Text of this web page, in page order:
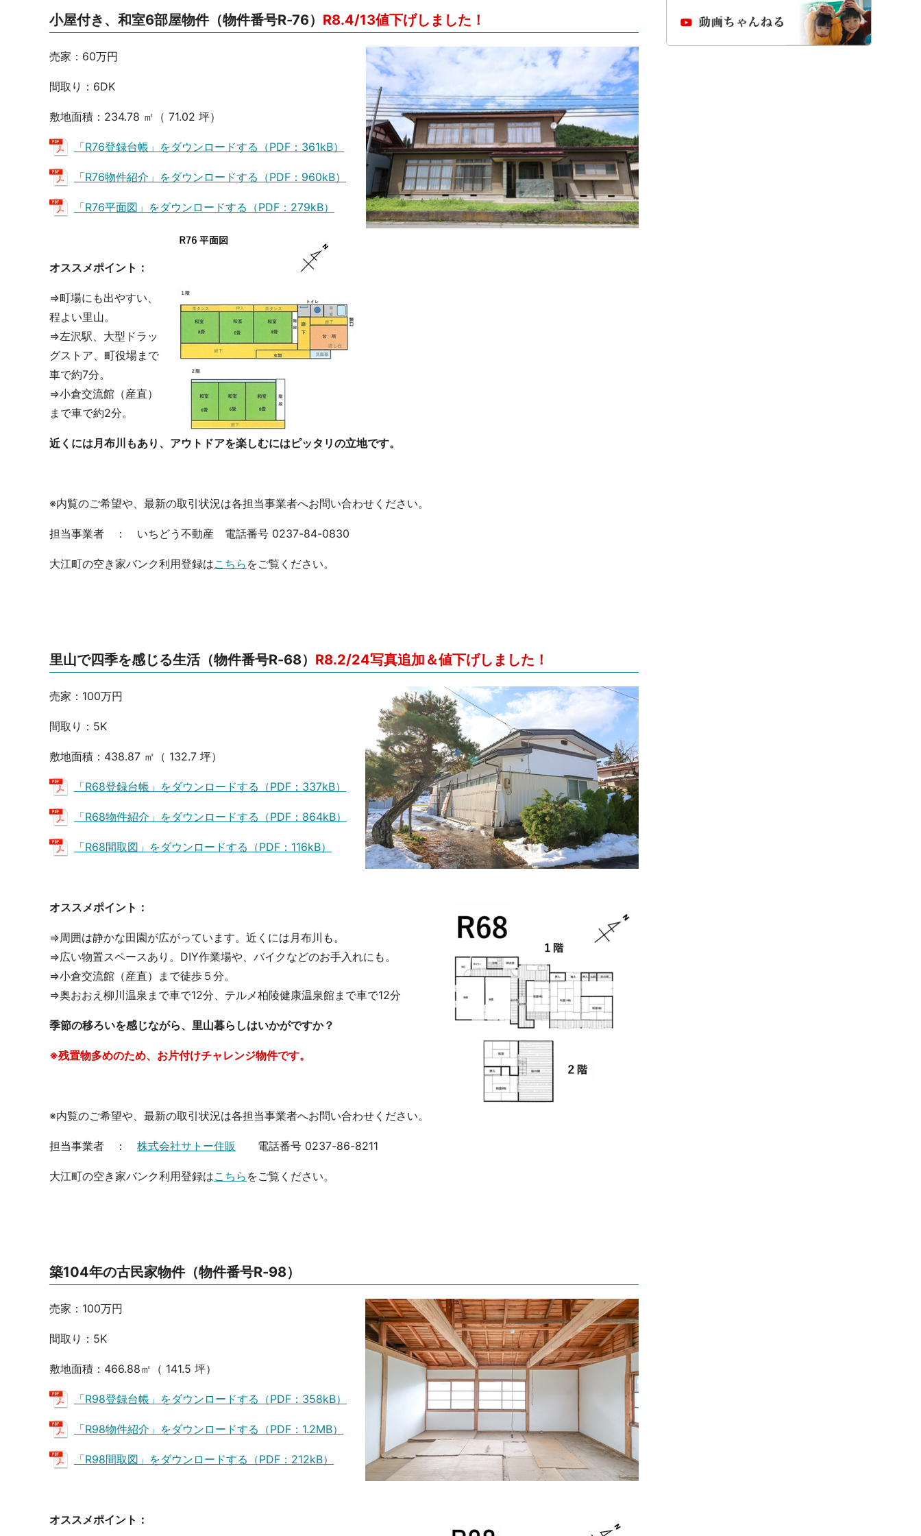
小屋付き、和室6部屋物件（物件番号R-76） R8.4/13値下げしました！
売家：60万円
間取り：6DK
敷地面積：234.78 ㎡（ 71.02 坪）
「R76登録台帳」をダウンロードする（PDF：361kB）
「R76物件紹介」をダウンロードする（PDF：960kB）
「R76平面図」をダウンロードする（PDF：279kB）
オススメポイント：
⇒町場にも出やすい、
程よい里山。
⇒左沢駅、大型ドラッ
グストア、町役場まで
車で約7分。
⇒小倉交流館（産直）
まで車で約2分。
近くには月布川もあり、アウトドアを楽しむにはピッタリの立地です。
※内覧のご希望や、最新の取引状況は各担当事業者へお問い合わせください。
担当事業者 ： いちどう不動産 電話番号 0237-84-0830
大江町の空き家バンク利用登録はこちら をご覧ください。
里山で四季を感じる生活（物件番号R-68） R8.2/24写真追加＆値下げしました！
売家：100万円
間取り：5K
敷地面積：438.87 ㎡（ 132.7 坪）
「R68登録台帳」をダウンロードする（PDF：337kB）
「R68物件紹介」をダウンロードする（PDF：864kB）
「R68間取図」をダウンロードする（PDF：116kB）
オススメポイント：
⇒周囲は静かな田園が広がっています。近くには月布川も。
⇒広い物置スペースあり。DIY作業場や、バイクなどのお手入れにも。
⇒小倉交流館（産直）まで徒歩５分。
⇒奥おおえ柳川温泉まで車で12分、テルメ柏陵健康温泉館まで車で12分
季節の移ろいを感じながら、里山暮らしはいかがですか？
※残置物多めのため、お片付けチャレンジ物件です。
※内覧のご希望や、最新の取引状況は各担当事業者へお問い合わせください。
担当事業者 ： 株式会社サトー住販 電話番号 0237-86-8211
大江町の空き家バンク利用登録はこちら をご覧ください。
築104年の古民家物件（物件番号R-98）
売家：100万円
間取り：5K
敷地面積：466.88㎡（ 141.5 坪）
「R98登録台帳」をダウンロードする（PDF：358kB）
「R98物件紹介」をダウンロードする（PDF：1.2MB）
「R98間取図」をダウンロードする（PDF：212kB）
オススメポイント：